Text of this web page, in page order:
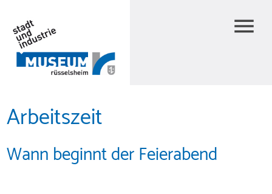
menu
Arbeitszeit
Wann beginnt der Feierabend